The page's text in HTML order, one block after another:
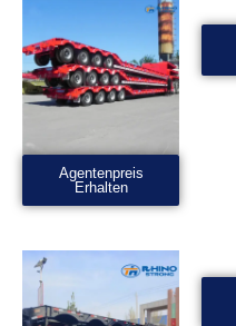
Agentenpreis
Erhalten